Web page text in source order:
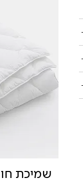
שמיכת